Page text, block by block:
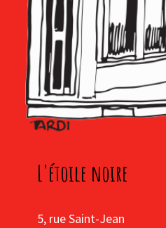
L'étoile noire
5, rue Saint-Jean